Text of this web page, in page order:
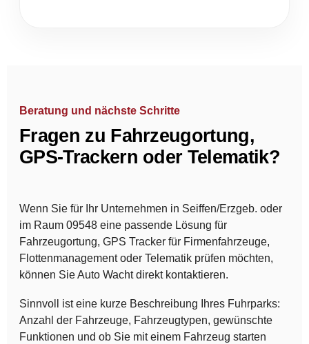
Beratung und nächste Schritte
Fragen zu Fahrzeugortung,
GPS-Trackern oder Telematik?
Wenn Sie für Ihr Unternehmen in Seiffen/Erzgeb. oder
im Raum 09548 eine passende Lösung für
Fahrzeugortung, GPS Tracker für Firmenfahrzeuge,
Flottenmanagement oder Telematik prüfen möchten,
können Sie Auto Wacht direkt kontaktieren.
Sinnvoll ist eine kurze Beschreibung Ihres Fuhrparks:
Anzahl der Fahrzeuge, Fahrzeugtypen, gewünschte
Funktionen und ob Sie mit einem Fahrzeug starten